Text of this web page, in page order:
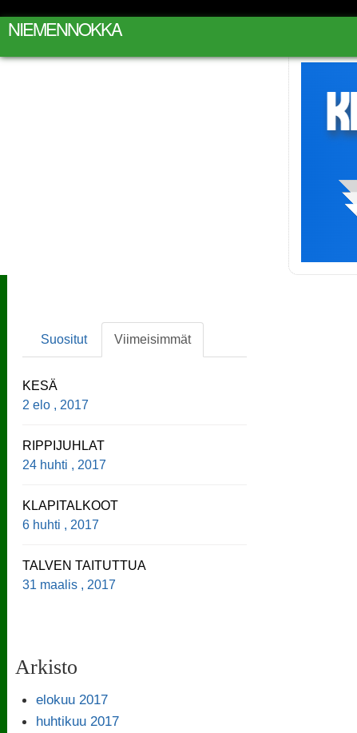
NIEMENNOKKA
Suositut Viimeisimmät
KESÄ
2 elo , 2017
RIPPIJUHLAT
24 huhti , 2017
KLAPITALKOOT
6 huhti , 2017
TALVEN TAITUTTUA
31 maalis , 2017
Arkisto
elokuu 2017
huhtikuu 2017